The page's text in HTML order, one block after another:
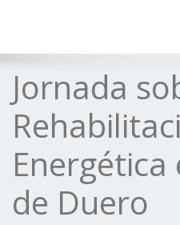
Jornada
Energética
de Duero